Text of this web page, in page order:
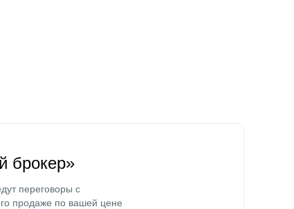
брокер»
переговоры с
продаже по вашей цене